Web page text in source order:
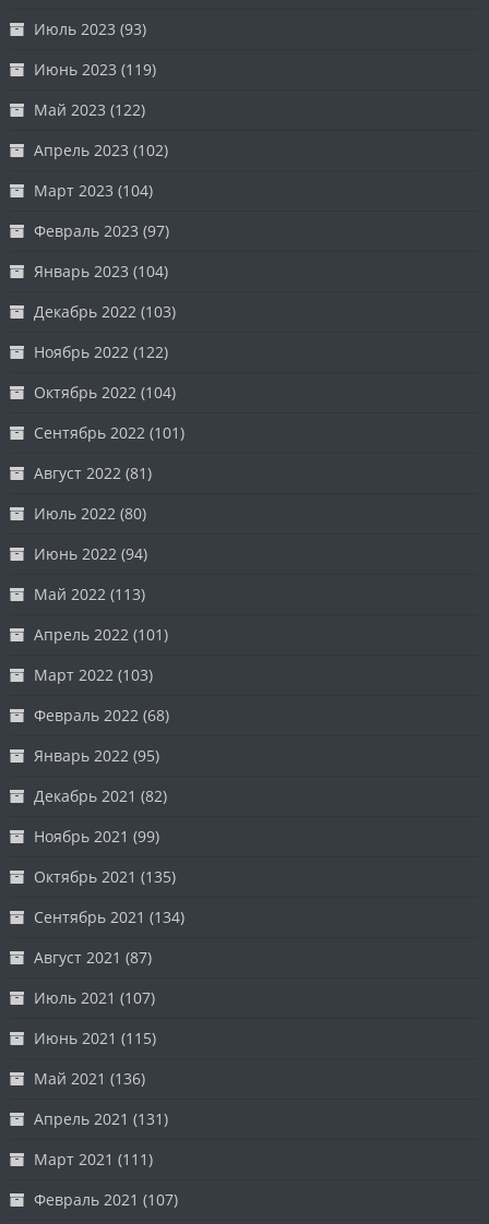
Июль 2023 (93)
Июнь 2023 (119)
Май 2023 (122)
Апрель 2023 (102)
Март 2023 (104)
Февраль 2023 (97)
Январь 2023 (104)
Декабрь 2022 (103)
Ноябрь 2022 (122)
Октябрь 2022 (104)
Сентябрь 2022 (101)
Август 2022 (81)
Июль 2022 (80)
Июнь 2022 (94)
Май 2022 (113)
Апрель 2022 (101)
Март 2022 (103)
Февраль 2022 (68)
Январь 2022 (95)
Декабрь 2021 (82)
Ноябрь 2021 (99)
Октябрь 2021 (135)
Сентябрь 2021 (134)
Август 2021 (87)
Июль 2021 (107)
Июнь 2021 (115)
Май 2021 (136)
Апрель 2021 (131)
Март 2021 (111)
Февраль 2021 (107)